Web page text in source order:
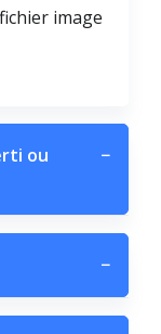
image
ou
−
−